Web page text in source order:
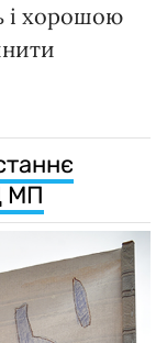
і хорошою
МП